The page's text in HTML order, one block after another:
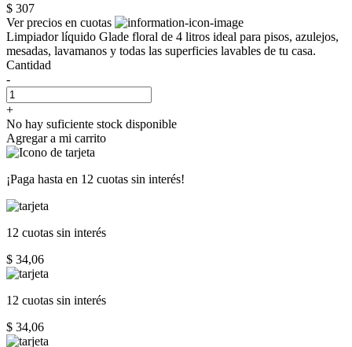
$ 307
Ver precios en cuotas
Limpiador líquido Glade floral de 4 litros ideal para pisos, azulejos,
mesadas, lavamanos y todas las superficies lavables de tu casa.
Cantidad
-
+
No hay suficiente stock disponible
Agregar a mi carrito
¡Paga hasta en 12 cuotas sin interés!
12 cuotas sin interés
$ 34,06
12 cuotas sin interés
$ 34,06